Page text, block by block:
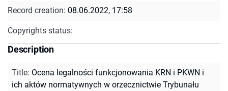
Record creation: 08.06.2022, 17:58
Copyrights status:
Description
Title: Ocena legalności funkcjonowania KRN i PKWN i
ich aktów normatywnych w orzecznictwie Trybunału